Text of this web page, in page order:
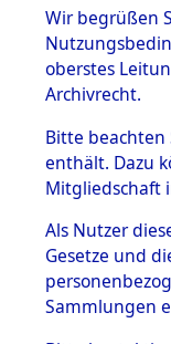
BESTÄNDE
1.
mente
5.
5.3
Wir begrüßen
oberstes
Archivrecht.
Bitte beachten
enthält. Dazu
Mitgliedschaft
Als Nutzer
Gesetze und
Sammlungen